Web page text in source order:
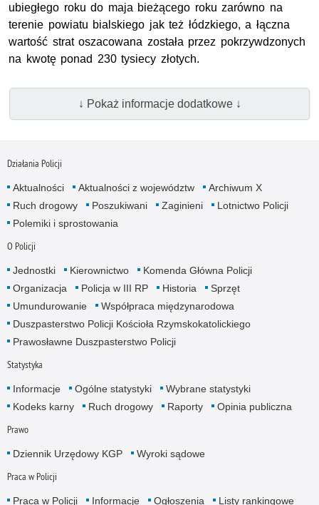
ubiegłego roku do maja bieżącego roku zarówno na
terenie powiatu bialskiego jak też łódzkiego, a łączna
wartość strat oszacowana została przez pokrzywdzonych
na kwotę ponad 230 tysiecy złotych.
↓ Pokaż informacje dodatkowe ↓
Działania Policji
Aktualności Aktualności z województw
Archiwum X
Ruch drogowy
Poszukiwani Zaginieni
Lotnictwo Policji
Polemiki i sprostowania
O Policji
Jednostki Kierownictwo
Komenda Główna Policji
Organizacja
Policja w III RP Historia
Sprzęt
Umundurowanie
Współpraca międzynarodowa
Duszpasterstwo Policji Kościoła Rzymskokatolickiego
Prawosławne Duszpasterstwo Policji
Statystyka
Informacje Ogólne statystyki
Wybrane statystyki
Kodeks karny
Ruch drogowy Raporty Opinia publiczna
Prawo
Dziennik Urzędowy KGP Wyroki sądowe
Praca w Policji
Praca w Policji Informacje Ogłoszenia
Listy rankingowe